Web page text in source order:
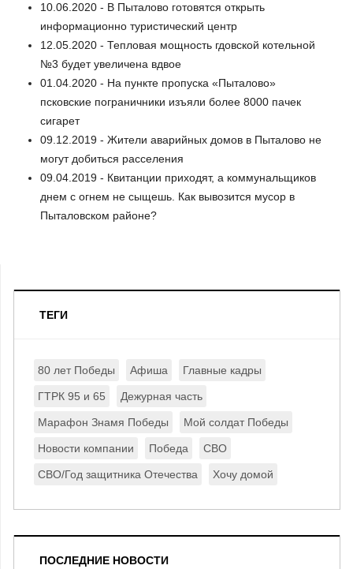
10.06.2020 - В Пыталово готовятся открыть
информационно туристический центр
12.05.2020 - Тепловая мощность гдовской котельной
№3 будет увеличена вдвое
01.04.2020 - На пункте пропуска «Пыталово»
псковские пограничники изъяли более 8000 пачек
сигарет
09.12.2019 - Жители аварийных домов в Пыталово не
могут добиться расселения
09.04.2019 - Квитанции приходят, а коммунальщиков
днем с огнем не сыщешь. Как вывозится мусор в
Пыталовском районе?
ТЕГИ
80 лет Победы Афиша Главные кадры
ГТРК 95 и 65 Дежурная часть
Марафон Знамя Победы Мой солдат Победы
Новости компании Победа СВО
СВО/Год защитника Отечества Хочу домой
ПОСЛЕДНИЕ НОВОСТИ